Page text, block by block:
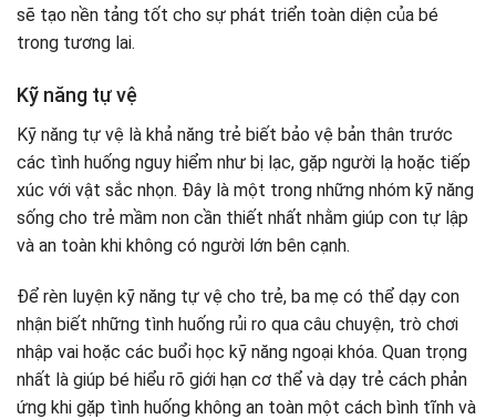
sẽ tạo nền tảng tốt cho sự phát triển toàn diện của bé
trong tương lai.
Kỹ năng tự vệ
Kỹ năng tự vệ là khả năng trẻ biết bảo vệ bản thân trước
các tình huống nguy hiểm như bị lạc, gặp người lạ hoặc tiếp
xúc với vật sắc nhọn. Đây là một trong những nhóm kỹ năng
sống cho trẻ mầm non cần thiết nhất nhằm giúp con tự lập
và an toàn khi không có người lớn bên cạnh.
Để rèn luyện kỹ năng tự vệ cho trẻ, ba mẹ có thể dạy con
nhận biết những tình huống rủi ro qua câu chuyện, trò chơi
nhập vai hoặc các buổi học kỹ năng ngoại khóa. Quan trọng
nhất là giúp bé hiểu rõ giới hạn cơ thể và dạy trẻ cách phản
ứng khi gặp tình huống không an toàn một cách bình tĩnh và